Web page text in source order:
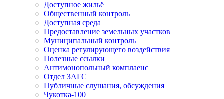
Доступное жильё
Общественный контроль
Доступная среда
Предоставление земельных участков
Муниципальный контроль
Оценка регулирующего воздействия
Полезные ссылки
Антимонопольный комплаенс
Отдел ЗАГС
Публичные слушания, обсуждения
Чукотка-100